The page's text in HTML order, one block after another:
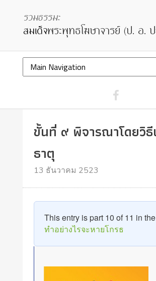
ขั้นที่ ๙ พิจารณาโดยวิ
ธาตุ
13 ธันวาคม 2523
This entry is part 10 of 11 in
ทำอย่างไรจะหายโกรธ